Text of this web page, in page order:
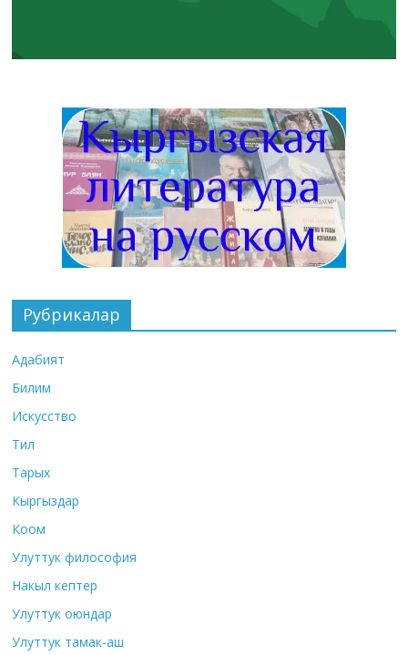
Рубрикалар
Адабият
Билим
Искусство
Тил
Тарых
Кыргыздар
Коом
Улуттук философия
Накыл кептер
Улуттук оюндар
Улуттук тамак-аш